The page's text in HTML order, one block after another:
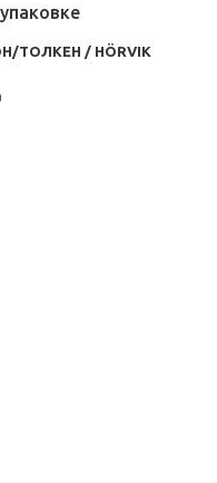
ТОЛКЕН / HÖRVIK